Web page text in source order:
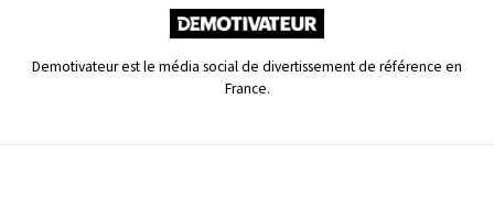
Demotivateur est le média social de divertissement de référence en
France.